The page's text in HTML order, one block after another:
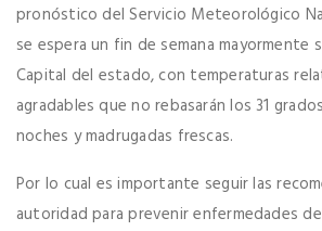
pronóstico del Servicio Meteorológico
se espera un fin de semana mayormente
Capital del estado, con temperaturas
agradables que no rebasarán los 31
noches y madrugadas frescas.
Por lo cual es importante seguir las
autoridad para prevenir enfermedades